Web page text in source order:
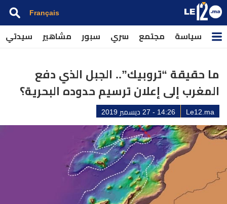
Français
سياسة مجتمع سري سبور مشاهير سيدتي
ما حقيقة “تروبيك”.. الجبل الذي دفع
المغرب إلى إعلان ترسيم حدوده البحرية؟
Le12.ma 14:26 - 27 ديسمبر 2019